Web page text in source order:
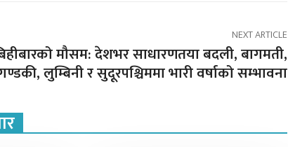
NEXT ARTICLE
मौसम: देशभर साधारणतया बदली, बागमती,
लुम्बिनी र सुदूरपश्चिममा भारी वर्षाको सम्भावना